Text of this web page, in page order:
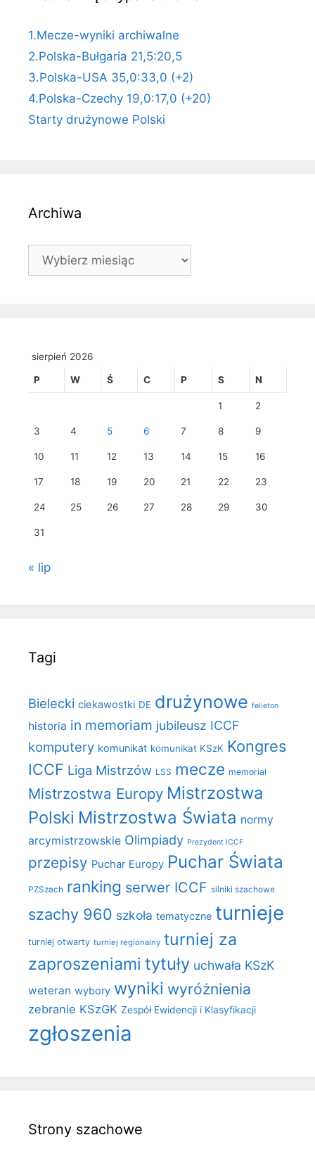
1.Mecze-wyniki archiwalne
2.Polska-Bułgaria 21,5:20,5
3.Polska-USA 35,0:33,0 (+2)
4.Polska-Czechy 19,0:17,0 (+20)
Starty drużynowe Polski
Archiwa
Archiwa
sierpień 2026
P W Ś C P S N
1 2
3 4 5 6 7 8 9
10 11 12 13 14 15 16
17 18 19 20 21 22 23
24 25 26 27 28 29 30
31
« lip
Tagi
Bielecki ciekawostki DE drużynowe felieton
historia in memoriam jubileusz ICCF
komputery komunikat komunikat KSzK Kongres
ICCF Liga Mistrzów LSS mecze memoriał
Mistrzostwa Europy Mistrzostwa
Polski Mistrzostwa Świata normy
arcymistrzowskie Olimpiady Prezydent ICCF
przepisy Puchar Europy Puchar Świata
PZSzach ranking serwer ICCF silniki szachowe
szachy 960 szkoła tematyczne turnieje
turniej otwarty turniej regionalny turniej za
zaproszeniami tytuły uchwała KSzK
weteran wybory wyniki wyróżnienia
zebranie KSzGK Zespół Ewidencji i Klasyfikacji
zgłoszenia
Strony szachowe